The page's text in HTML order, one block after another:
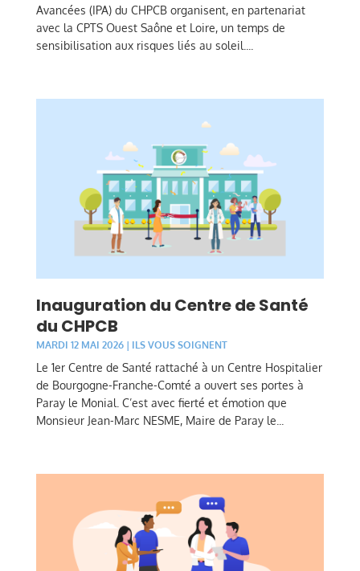
Avancées (IPA) du CHPCB organisent, en partenariat
avec la CPTS Ouest Saône et Loire, un temps de
sensibilisation aux risques liés au soleil....
Inauguration du Centre de Santé
du CHPCB
MARDI 12 MAI 2026| ILS VOUS SOIGNENT
Le 1er Centre de Santé rattaché à un Centre Hospitalier
de Bourgogne-Franche-Comté a ouvert ses portes à
Paray le Monial. C’est avec fierté et émotion que
Monsieur Jean-Marc NESME, Maire de Paray le...